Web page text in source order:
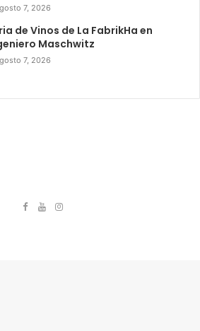
7, 2026
de Vinos de La FabrikHa en
Maschwitz
7, 2026